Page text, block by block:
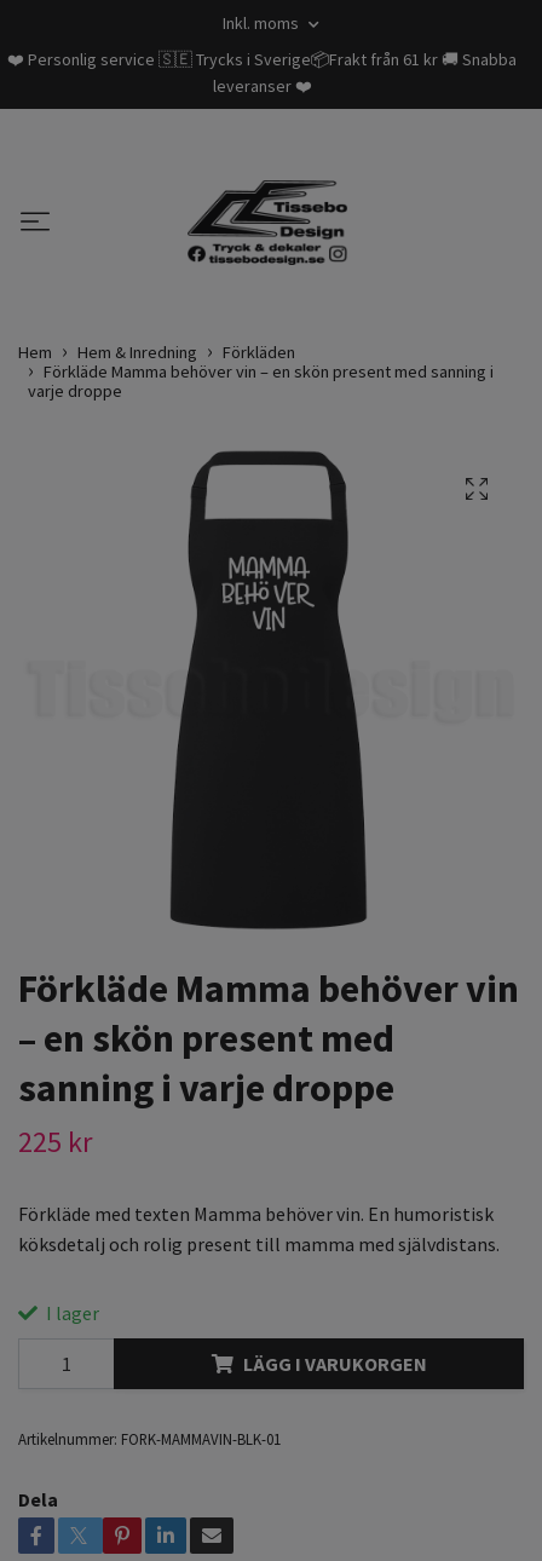
Inkl. moms
❤️ Personlig service 🇸🇪 Trycks i Sverige📦Frakt från 61 kr 🚚 Snabba
leveranser ❤️
Hem Hem & Inredning
Förkläden
Förkläde Mamma behöver vin – en skön present med sanning i
varje droppe
Förkläde Mamma behöver vin
– en skön present med
sanning i varje droppe
225 kr
Förkläde med texten Mamma behöver vin. En humoristisk
köksdetalj och rolig present till mamma med självdistans.
I lager
LÄGG I VARUKORGEN
Artikelnummer: FORK-MAMMAVIN-BLK-01
Dela